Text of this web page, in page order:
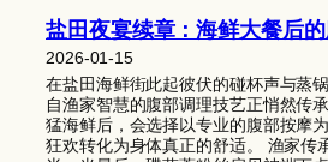
盐田夜宴续章：海鲜大餐后
2026-01-15
在盐田海鲜街此起彼伏的碰杯声与蒸
自渔家智慧的腹部调理技艺正悄然传
猛海鲜后，会选择以专业的腹部按摩
狂欢转化为身体真正的舒适。 渔家传